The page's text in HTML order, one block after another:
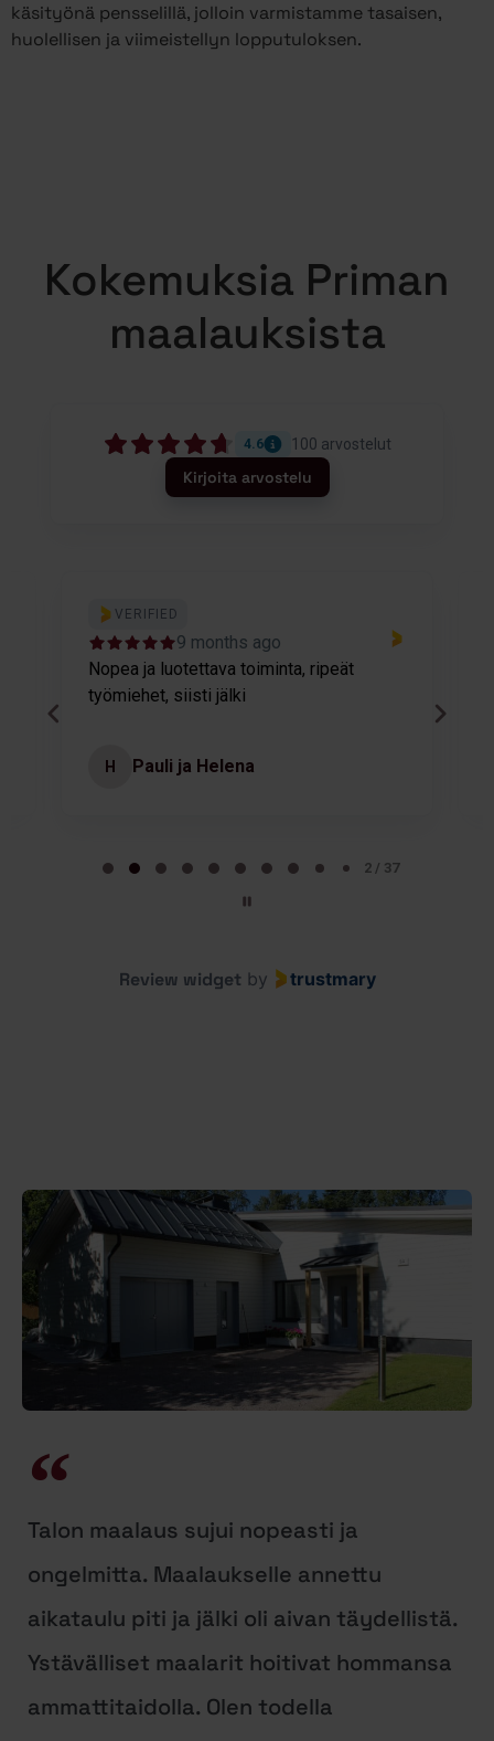
käsityönä pensselillä, jolloin varmistamme tasaisen,
huolellisen ja viimeistellyn lopputuloksen.
Kokemuksia Priman
maalauksista
4.6 100 arvostelut
Kirjoita arvostelu
VERIFIED
9 months ago
Nopea ja luotettava toiminta, ripeät
työmiehet, siisti jälki
H Pauli ja Helena
2 / 37
Review widget by trustmary
Talon maalaus sujui nopeasti ja
ongelmitta. Maalaukselle annettu
aikataulu piti ja jälki oli aivan täydellistä.
Ystävälliset maalarit hoitivat hommansa
ammattitaidolla. Olen todella